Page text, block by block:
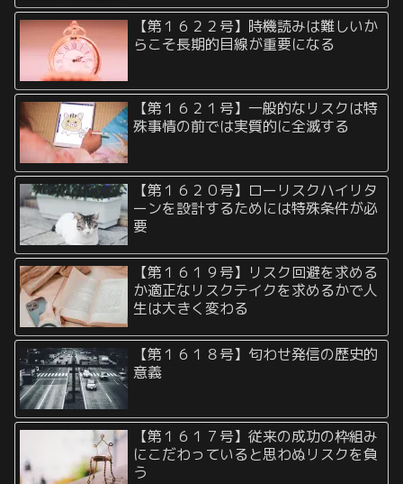
【第１６２２号】時機読みは難しいか
らこそ長期的目線が重要になる
【第１６２１号】一般的なリスクは特
殊事情の前では実質的に全滅する
【第１６２０号】ローリスクハイリタ
ーンを設計するためには特殊条件が必
要
【第１６１９号】リスク回避を求める
か適正なリスクテイクを求めるかで人
生は大きく変わる
【第１６１８号】匂わせ発信の歴史的
意義
【第１６１７号】従来の成功の枠組み
にこだわっていると思わぬリスクを負
う